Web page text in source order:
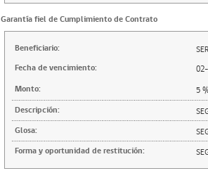
Garantía fiel de Cumplimiento de Contrato
Beneficiario:
Fecha de vencimiento:
Monto:
5
Descripción:
Glosa:
Forma y oportunidad de restitución: